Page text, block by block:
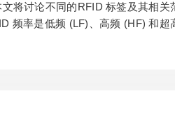
将讨论不同的RFID 标签及其相
频率是低频 (LF)、高频 (HF) 和超